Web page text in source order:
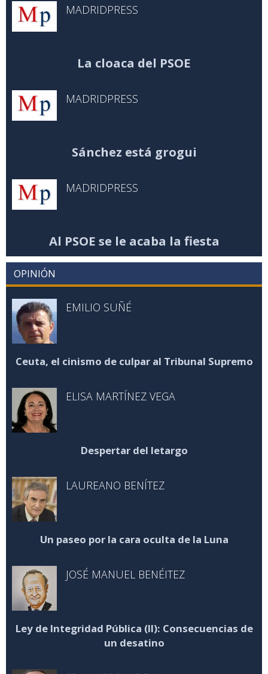
MADRIDPRESS
La cloaca del PSOE
MADRIDPRESS
Sánchez está grogui
MADRIDPRESS
Al PSOE se le acaba la fiesta
OPINIÓN
EMILIO SUÑÉ
Ceuta, el cinismo de culpar al Tribunal Supremo
ELISA MARTÍNEZ VEGA
Despertar del letargo
LAUREANO BENÍTEZ
Un paseo por la cara oculta de la Luna
JOSÉ MANUEL BENÉITEZ
Ley de Integridad Pública (II): Consecuencias de
un desatino